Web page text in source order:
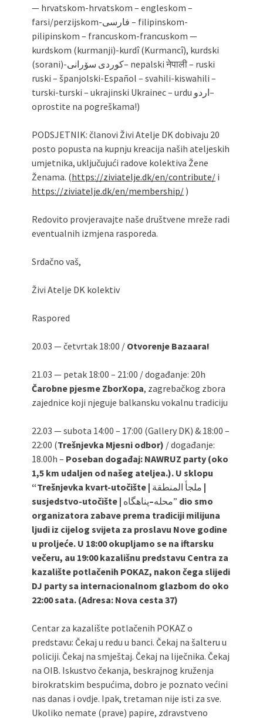
— hrvatskom-hrvatskom – engleskom –
farsi/perzijskom-فارسی – filipinskom-
pilipinskom – francuskom-francuskom —
kurdskom (kurmanji)-kurdî (Kurmancî), kurdski
(sorani)-کوردی سۆرانی– nepalski नेपाली – ruski
ruski – španjolski-Español – svahili-kiswahili –
turski-turski – ukrajinski Ukrainec – urdu اردو–
oprostite na pogreškama!)
PODSJETNIK: članovi Živi Atelje DK dobivaju 20
posto popusta na kupnju kreacija naših ateljeskih
umjetnika, uključujući radove kolektiva Žene
Ženama. (https://ziviatelje.dk/en/contribute/ i
https://ziviatelje.dk/en/membership/ )
Redovito provjeravajte naše društvene mreže radi
eventualnih izmjena rasporeda.
Srdačno vaš,
Živi Atelje DK kolektiv
Raspored
20.03 — četvrtak 18:00 / Otvorenje Bazaara!
21.03 — petak 18:00 – 21:00 / događanje: 20h
Čarobne pjesme ZborXopa, zagrebačkog zbora
zajednice koji njeguje balkansku vokalnu tradiciju
22.03 — subota 14:00 – 17:00 (Gallery DK) & 18:00 –
22:00 (Trešnjevka Mjesni odbor) / događanje:
18.00h – Poseban događaj: NAWRUZ party (oko
1,5 km udaljen od našeg ateljea.). U sklopu
“Trešnjevka kvart-utočište |
|
susjedstvo-utočište |
محله– پناهگاه” dio smo
organizatora zabave prema tradiciji milijuna
ljudi iz cijelog svijeta za proslavu Nove godine
u proljeće. U 18:00 okupljamo se na iftarsku
večeru, au 19:00 kazališnu predstavu Centra za
kazalište potlačenih POKAZ, nakon čega slijedi
DJ party sa internacionalnom glazbom do oko
22:00 sata. (Adresa: Nova cesta 37)
Centar za kazalište potlačenih POKAZ o
predstavu: Čekaj u redu u banci. Čekaj na šalteru u
policiji. Čekaj na smještaj. Čekaj na liječnika. Čekaj
na OIB. Iskustvo čekanja, beskrajnog kruženja
birokratskim bespućima, dobro je poznato većini
nas danas i ovdje. Ipak, tretaman nije isti za sve.
Ukoliko nemate (prave) papire, zdravstveno